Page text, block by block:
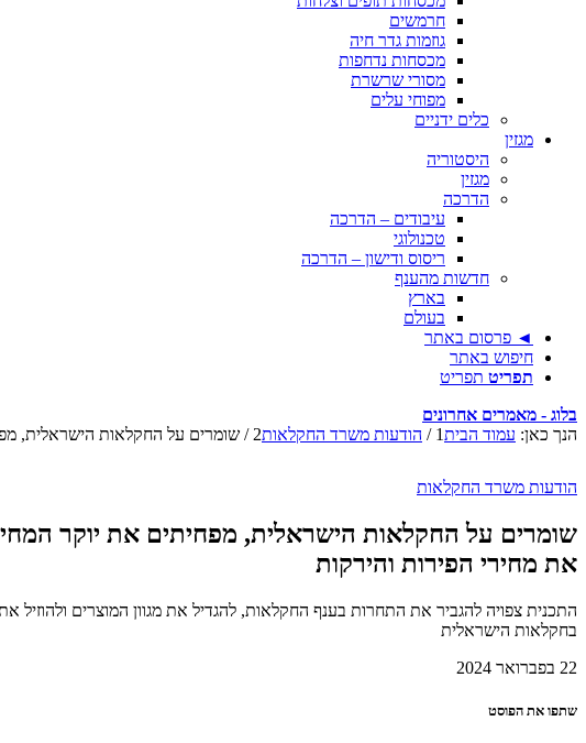
חרמשים
גוזמות גדר חיה
מכסחות נדחפות
מסורי שרשרת
מפוחי עלים
כלים ידניים
מגזין
היסטוריה
מגזין
הדרכה
עיבודים – הדרכה
טכנולוגי
ריסוס ודישון – הדרכה
חדשות מהענף
בארץ
בעולם
◄ פרסום באתר
חיפוש באתר
תפריט תפריט
בלוג - מאמרים אחרונים
הנך כאן: עמוד הבית1
/ הודעות משרד החקלאות2
/ שומרים על החקלאות הישראלית,
הודעות משרד החקלאות
שומרים על החקלאות הישראלית, מפחיתים את יוקר
את מחירי הפירות והירקות
בחקלאות הישראלית
22 בפברואר 2024
שתפו את הפוסט